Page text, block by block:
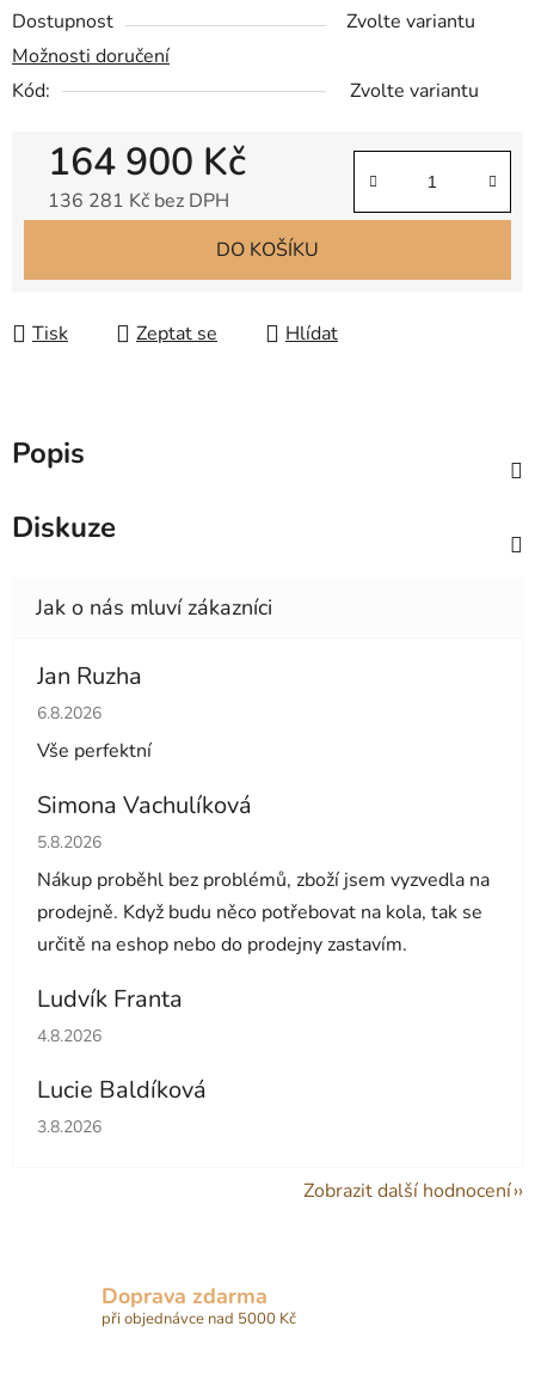
Dostupnost
Zvolte variantu
Možnosti doručení
Kód:
Zvolte variantu
164 900 Kč
136 281 Kč bez DPH
DO KOŠÍKU
Tisk Zeptat se Hlídat
Popis
Diskuze
Jan Ruzha
Hodnocení obchodu je 5 z 5 hvězdiček.
6.8.2026
Vše perfektní
Simona Vachulíková
Hodnocení obchodu je 5 z 5 hvězdiček.
5.8.2026
Nákup proběhl bez problémů, zboží jsem vyzvedla na
prodejně. Když budu něco potřebovat na kola, tak se
určitě na eshop nebo do prodejny zastavím.
Ludvík Franta
Hodnocení obchodu je 5 z 5 hvězdiček.
4.8.2026
Lucie Baldíková
Hodnocení obchodu je 5 z 5 hvězdiček.
3.8.2026
Zobrazit další hodnocení
Doprava zdarma
při objednávce nad 5000 Kč